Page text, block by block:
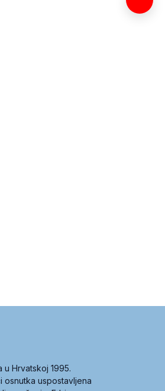
Hrvatskoj 1995.
osnutka uspostavljena